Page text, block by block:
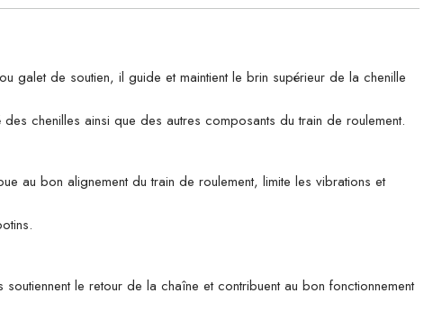
galet de soutien, il guide et maintient le brin supérieur de la chenille
chenilles ainsi que des autres composants du train de roulement.
au bon alignement du train de roulement, limite les vibrations et
le retour de la chaîne et contribuent au bon fonctionnement